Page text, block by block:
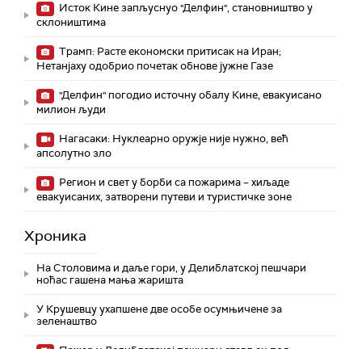
Исток Кине запљуснуо "Делфин", становништво у
склоништима
Трамп: Расте економски притисак на Иран;
Нетанјаху одобрио почетак обнове јужне Газе
"Делфин" погодио источну обалу Кине, евакуисано
милион људи
Нагасаки: Нуклеарно оружје није нужно, већ
апсолутно зло
Регион и свет у борби са пожарима – хиљаде
евакуисаних, затворени путеви и туристичке зоне
Хроника
На Столовима и даље гори, у Делиблатској пешчари
ноћас гашена мања жаришта
У Крушевцу ухапшене две особе осумњичене за
зеленаштво